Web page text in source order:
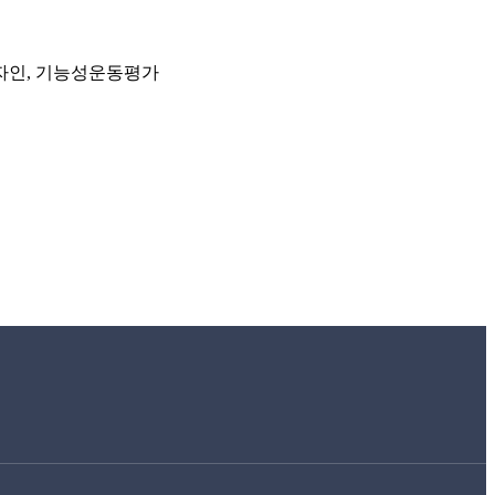
인, 기능성운동평가